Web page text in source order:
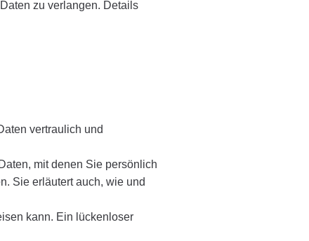
zu verlangen. Details
vertraulich und
mit denen Sie persönlich
Sie erläutert auch, wie und
kann. Ein lückenloser